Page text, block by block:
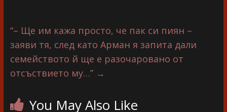
“– Ще им кажа просто, че пак си пиян –
заяви тя, след като Арман я запита дали
семейството й ще е разочаровано от
отсъствието му…” →
You May Also Like